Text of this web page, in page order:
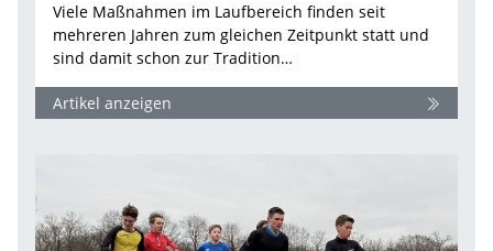
Viele Maßnahmen im Laufbereich finden seit
mehreren Jahren zum gleichen Zeitpunkt statt und
sind damit schon zur Tradition…
Artikel anzeigen